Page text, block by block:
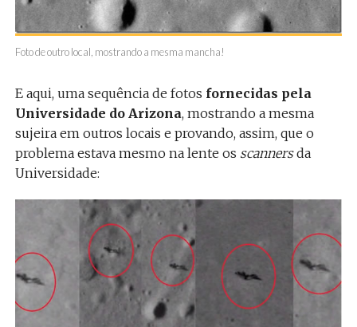
Foto de outro local, mostrando a mesma mancha!
E aqui, uma sequência de fotos fornecidas pela
Universidade do Arizona, mostrando a mesma
sujeira em outros locais e provando, assim, que o
problema estava mesmo na lente os scannersda
Universidade: